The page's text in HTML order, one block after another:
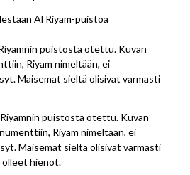
Al Riyam-puistoa
Riyamnin puistosta otettu. Kuvan
Riyam nimeltään, ei
Maisemat sieltä olisivat varmasti
olleet hienot.